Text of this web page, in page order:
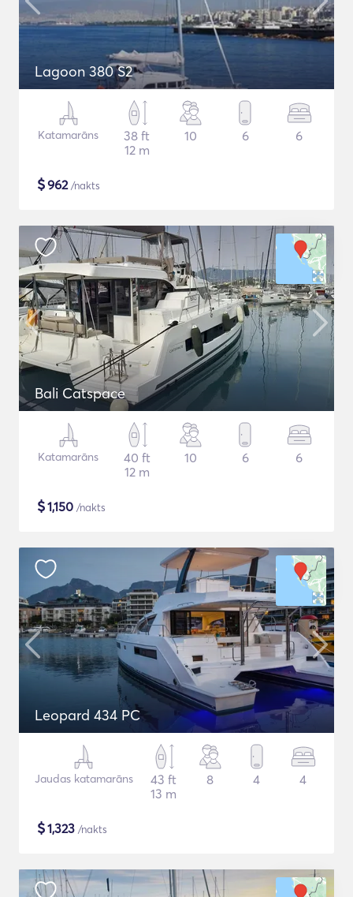
Lagoon 380 S2
Katamarāns
38 ft
12 m
10 6 6
$962/nakts
Bali Catspace
Katamarāns
40 ft
12 m
10 6 6
$1,150 /nakts
Leopard 434 PC
Jaudas katamarāns
43 ft
13 m
8 4 4
$1,323 /nakts